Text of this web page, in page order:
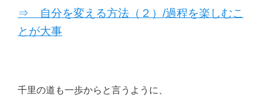
⇒ 自分を変える方法（２）/過程を楽しむこ
とが大事
千里の道も一歩からと言うように、